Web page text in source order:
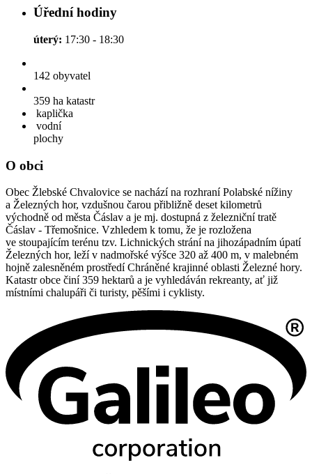
Úřední hodiny
úterý: 17:30 - 18:30
142 obyvatel
359 ha katastr
kaplička
vodní
plochy
O obci
Obec Žlebské Chvalovice se nachází na rozhraní Polabské nížiny
a Železných hor, vzdušnou čarou přibližně deset kilometrů
východně od města Čáslav a je mj. dostupná z železniční tratě
Čáslav - Třemošnice. Vzhledem k tomu, že je rozložena
ve stoupajícím terénu tzv. Lichnických strání na jihozápadním úpatí
Železných hor, leží v nadmořské výšce 320 až 400 m, v malebném
hojně zalesněném prostředí Chráněné krajinné oblasti Železné hory.
Katastr obce činí 359 hektarů a je vyhledáván rekreanty, ať již
místními chalupáři či turisty, pěšími i cyklisty.